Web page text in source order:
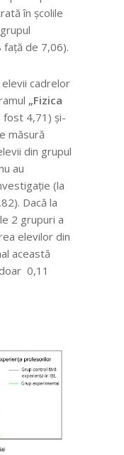
în școlile
de 7,06).
cadrelor
„Fizica
fost 4,71) și-
măsură
din grupul
au
(la
Dacă la
2 grupuri a
elevilor din
această
0,11